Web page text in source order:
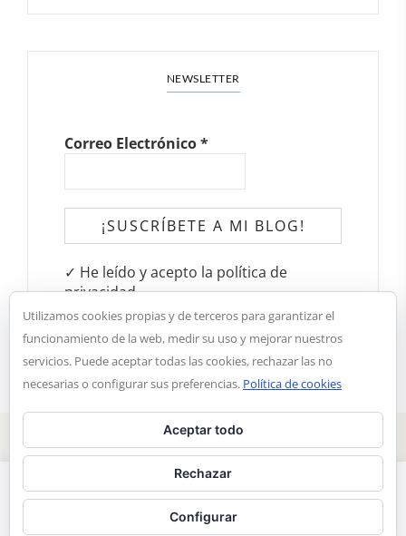
NEWSLETTER
Correo Electrónico*
✓ He leído y acepto la política de
privacidad
Copyright © 2018. Aroma de chocolate |
condiciones de privacidad
Estamos utilizando cookies para brindarle la mejor experiencia en
nuestra web. Puede obtener más información sobre las cookies
que usamos o desactivarlas en ajustes.
Aceptar Leer Más
Utilizamos cookies propias y de terceros para garantizar el
funcionamiento de la web, medir su uso y mejorar nuestros
servicios. Puede aceptar todas las cookies, rechazar las no
necesarias o configurar sus preferencias. Política de cookies
Aceptar todo
Rechazar
Configurar